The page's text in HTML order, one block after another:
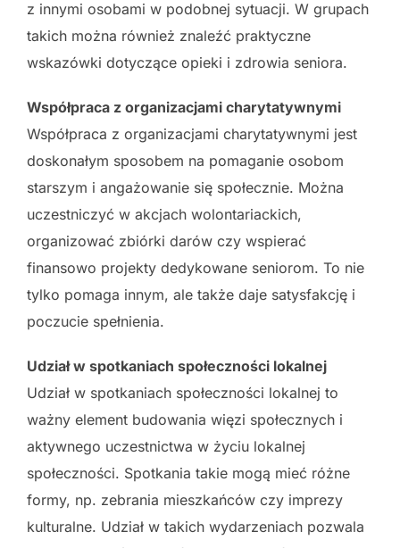
z innymi osobami w podobnej sytuacji. W grupach
takich można również znaleźć praktyczne
wskazówki dotyczące opieki i zdrowia seniora.
Współpraca z organizacjami charytatywnymi
Współpraca z organizacjami charytatywnymi jest
doskonałym sposobem na pomaganie osobom
starszym i angażowanie się społecznie. Można
uczestniczyć w akcjach wolontariackich,
organizować zbiórki darów czy wspierać
finansowo projekty dedykowane seniorom. To nie
tylko pomaga innym, ale także daje satysfakcję i
poczucie spełnienia.
Udział w spotkaniach społeczności lokalnej
Udział w spotkaniach społeczności lokalnej to
ważny element budowania więzi społecznych i
aktywnego uczestnictwa w życiu lokalnej
społeczności. Spotkania takie mogą mieć różne
formy, np. zebrania mieszkańców czy imprezy
kulturalne. Udział w takich wydarzeniach pozwala